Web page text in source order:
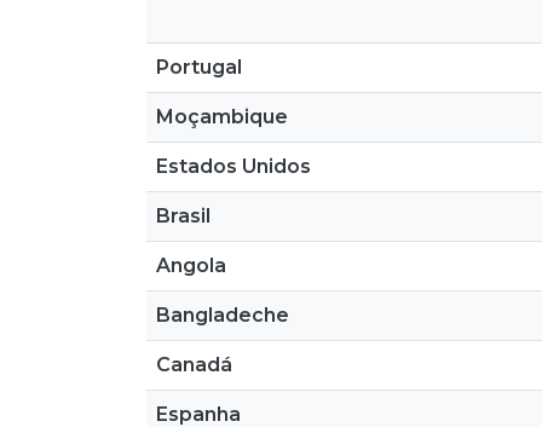
Portugal
Moçambique
Estados Unidos
Brasil
Angola
Bangladeche
Canadá
Espanha